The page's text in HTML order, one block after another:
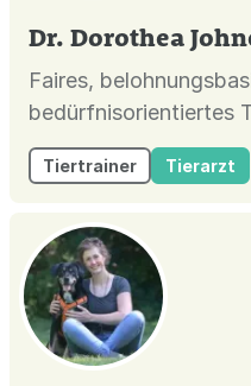
Dr. Dorothea
Faires,
bedürfnisorientiertes
Tiertrainer Tierarzt